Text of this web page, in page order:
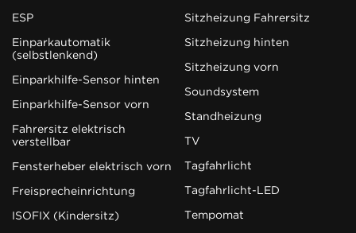
ESP
Einparkautomatik
(selbstlenkend)
Einparkhilfe-Sensor hinten
Einparkhilfe-Sensor vorn
Fahrersitz elektrisch
verstellbar
Fensterheber elektrisch vorn
Freisprecheinrichtung
ISOFIX (Kindersitz)
Sitzheizung Fahrersitz
Sitzheizung hinten
Sitzheizung vorn
Soundsystem
Standheizung
TV
Tagfahrlicht
Tagfahrlicht-LED
Tempomat